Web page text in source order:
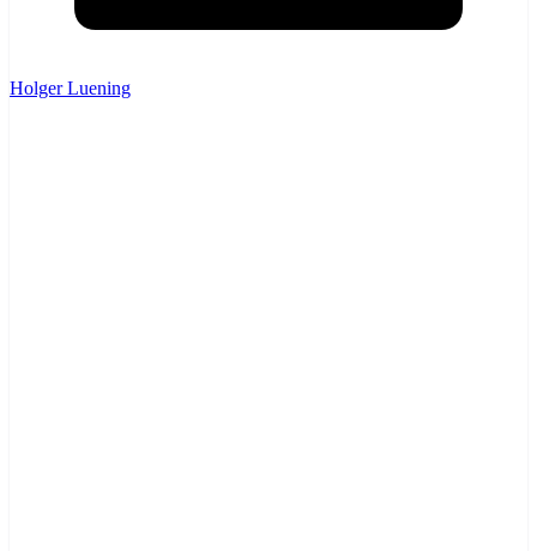
Holger Luening